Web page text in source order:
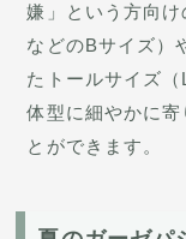
嫌」という方向
などのBサイズ）
たトールサイズ
体型に細やかに
とができます。